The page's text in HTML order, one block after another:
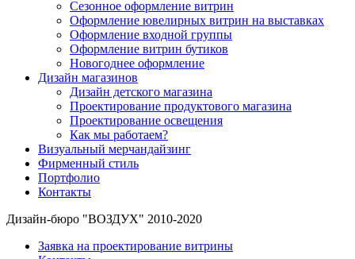
Сезонное оформление витрин
Оформление ювелирных витрин на выставках
Оформление входной группы
Оформление витрин бутиков
Новогоднее оформление
Дизайн магазинов
Дизайн детского магазина
Проектирование продуктового магазина
Проектирование освещения
Как мы работаем?
Визуальный мерчандайзинг
Фирменный стиль
Портфолио
Контакты
Дизайн-бюро "ВОЗДУХ" 2010-2020
Заявка на проектирование витрины